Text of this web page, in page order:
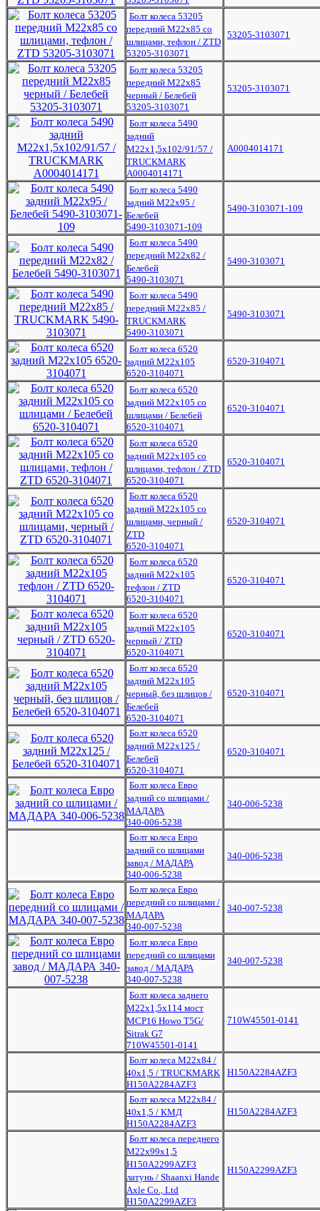
Болт колеса 53205
передний М22х85 со
шлицами, тефлон / ZTD
53205-3103071
53205-3103071
Болт колеса 53205
передний М22х85
черный / Белебей
53205-3103071
53205-3103071
Болт колеса 5490
задний
М22х1,5х102/91/57 /
TRUCKMARK
A0004014171
A0004014171
Болт колеса 5490
задний М22х95 /
Белебей
5490-3103071-109
5490-3103071-109
Болт колеса 5490
передний М22х82 /
Белебей
5490-3103071
5490-3103071
Болт колеса 5490
передний М22х85 /
TRUCKMARK
5490-3103071
5490-3103071
Болт колеса 6520
задний М22х105
6520-3104071
6520-3104071
Болт колеса 6520
задний М22х105 со
шлицами / Белебей
6520-3104071
6520-3104071
Болт колеса 6520
задний М22х105 со
шлицами, тефлон / ZTD
6520-3104071
6520-3104071
Болт колеса 6520
задний М22х105 со
шлицами, черный /
ZTD
6520-3104071
6520-3104071
Болт колеса 6520
задний М22х105
тефлон / ZTD
6520-3104071
6520-3104071
Болт колеса 6520
задний М22х105
черный / ZTD
6520-3104071
6520-3104071
Болт колеса 6520
задний М22х105
черный, без шлицов /
Белебей
6520-3104071
6520-3104071
Болт колеса 6520
задний М22х125 /
Белебей
6520-3104071
6520-3104071
Болт колеса Евро
задний со шлицами /
МАДАРА
340-006-5238
340-006-5238
Болт колеса Евро
задний со шлицами
завод / МАДАРА
340-006-5238
340-006-5238
Болт колеса Евро
передний со шлицами /
МАДАРА
340-007-5238
340-007-5238
Болт колеса Евро
передний со шлицами
завод / МАДАРА
340-007-5238
340-007-5238
Болт колеса заднего
М22х1,5х114 мост
MCP16 Howo T5G/
Sitrak G7
710W45501-0141
710W45501-0141
Болт колеса М22х84 /
40х1,5 / TRUCKMARK
H150A2284AZF3
H150A2284AZF3
Болт колеса М22х84 /
40х1,5 / КМД
H150A2284AZF3
H150A2284AZF3
Болт колеса переднего
М22х99х1,5
H150A2299AZF3
латунь / Shaanxi Hande
Axle Co., Ltd
H150A2299AZF3
H150A2299AZF3